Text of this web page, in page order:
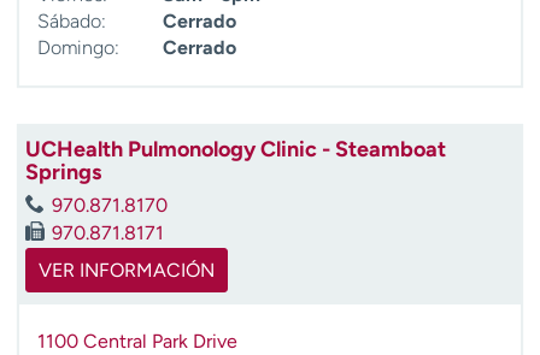
Sábado:
Cerrado
Domingo:
Cerrado
UCHealth Pulmonology Clinic - Steamboat
Springs
970.871.8170
970.871.8171
VER INFORMACIÓN
1100 Central Park Drive